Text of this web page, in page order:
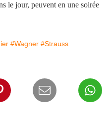
le jour, peuvent en une soirée
#Wagner #Strauss